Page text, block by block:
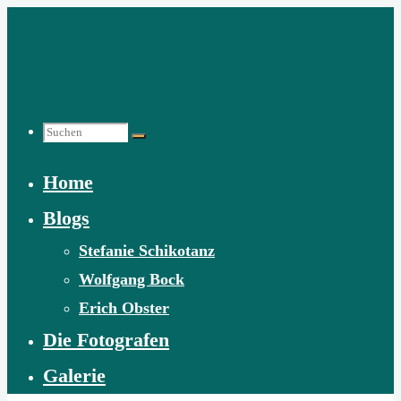
Suchen
nach:
Home
Blogs
Stefanie Schikotanz
Wolfgang Bock
Erich Obster
Die Fotografen
Galerie